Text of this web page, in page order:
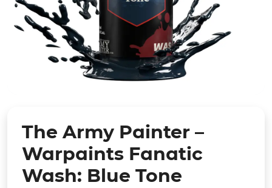
The Army Painter –
Warpaints Fanatic
Wash: Blue Tone